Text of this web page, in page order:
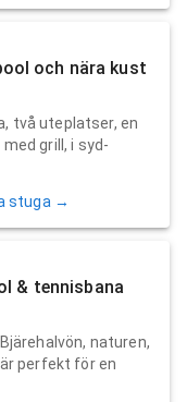
och nära kust
två uteplatser, en
grill, i syd-
stuga →
& tennisbana
naturen,
perfekt för en